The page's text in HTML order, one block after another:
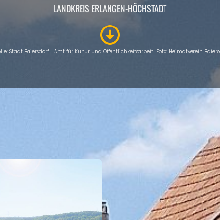
LANDKREIS ERLANGEN-HÖCHSTADT
Stadt Baiersdorf - Amt für Kultur und Öffentlichkeitsarbeit Foto: Heimatverein
INTRO
Eigenen Eintrag kostenlos erstellen >